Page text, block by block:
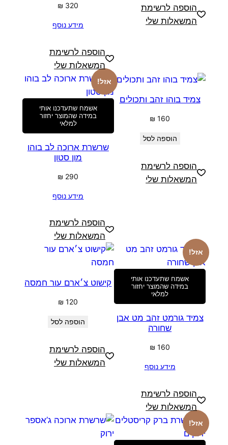
הוספה לרשימת
המשאלות שלי
₪ 320
מידע נוסף
הוספה לרשימת
המשאלות שלי
צמיד בוהו זהב ותכולים
₪ 160
הוספה לסל
הוספה לרשימת
המשאלות שלי
אזל!
אשמח שתעדכנו אותי
במידה שהמוצר יחזור
למלאי
שרשרת ארוכה לב בוהו
מון סטון
₪ 290
מידע נוסף
הוספה לרשימת
המשאלות שלי
אזל!
אשמח שתעדכנו אותי
במידה שהמוצר יחזור
למלאי
צמיד גורמט זהב מט אבן
שחורה
₪ 160
מידע נוסף
הוספה לרשימת
המשאלות שלי
קישוט צ׳ארם עור חמסה
₪ 120
הוספה לסל
הוספה לרשימת
המשאלות שלי
אזל!